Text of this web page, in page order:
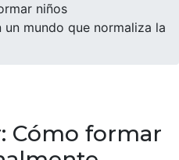
niños
mundo que normaliza la
Cómo formar